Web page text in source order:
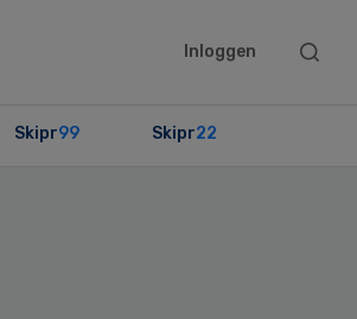
Inloggen
Search
Skipr99 Skipr22